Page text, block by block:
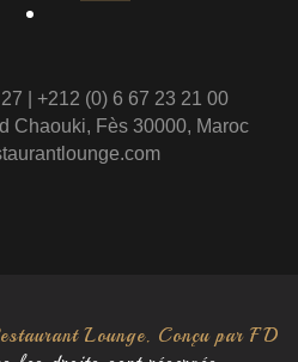
| +212 (0) 6 67 23 21 00
Chaouki, Fès 30000, Maroc
Lounge. Conçu par FD